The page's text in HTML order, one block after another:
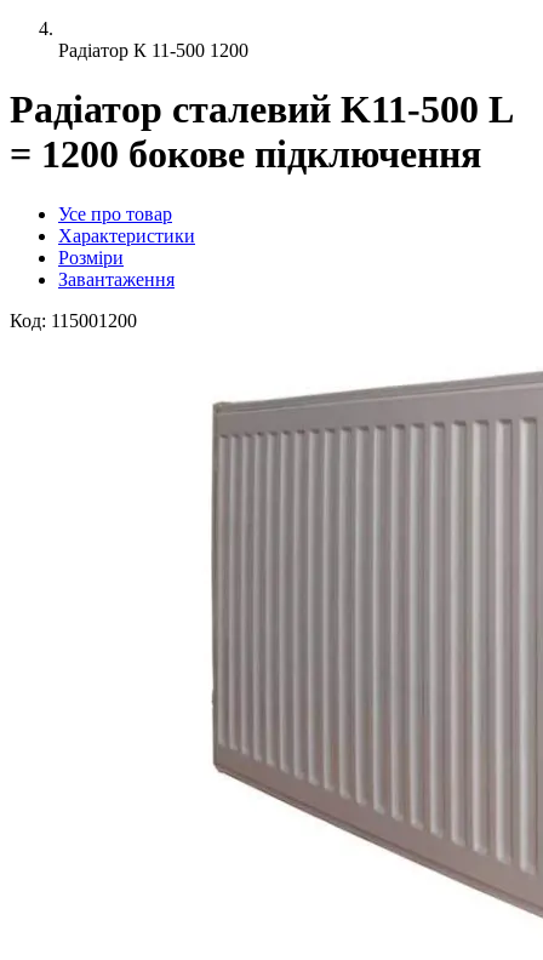
Радіатор К 11-500 1200
Радіатор сталевий K11-500 L
= 1200 бокове підключення
Усе про товар
Характеристики
Розміри
Завантаження
Код: 115001200